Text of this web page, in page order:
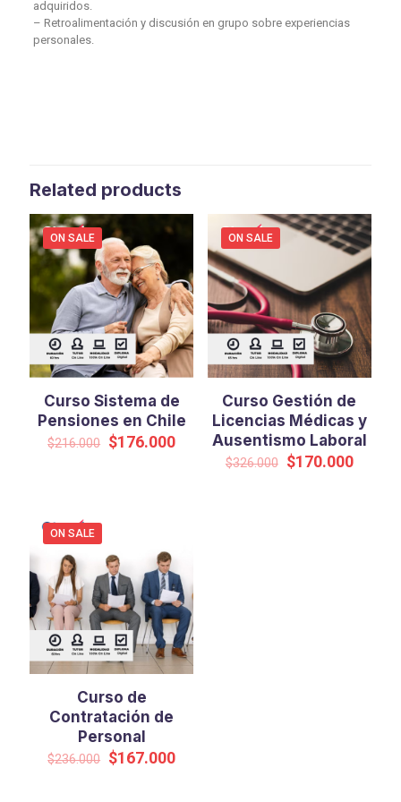
adquiridos.
– Retroalimentación y discusión en grupo sobre experiencias
personales.
Related products
ON SALE
Curso Sistema de
Pensiones en Chile
$216.000 Original
$176.000Current
ON SALE
Curso Gestión de
Licencias Médicas y
Ausentismo Laboral
$326.000 Original
$170.000
ON SALE
Curso de
Contratación de
Personal
$236.000 Original
$167.000Current